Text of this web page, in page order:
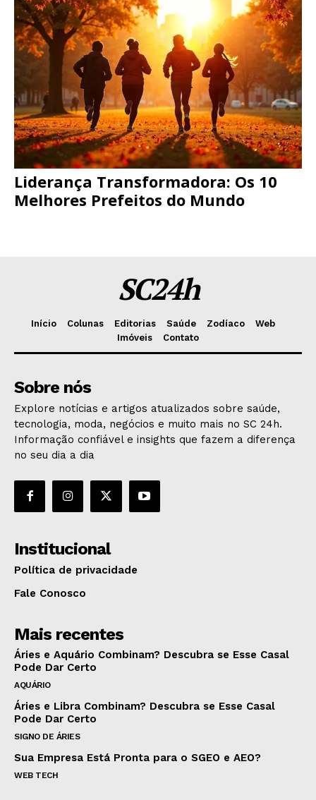
Liderança Transformadora: Os 10
Melhores Prefeitos do Mundo
SC24h
Início Colunas Editorias Saúde Zodíaco
Web
Imóveis
Contato
Sobre nós
Explore notícias e artigos atualizados sobre saúde,
tecnologia, moda, negócios e muito mais no SC 24h.
Informação confiável e insights que fazem a diferença
no seu dia a dia
Institucional
Política de privacidade
Fale Conosco
Mais recentes
Áries e Aquário Combinam? Descubra se Esse Casal
Pode Dar Certo
AQUÁRIO
Áries e Libra Combinam? Descubra se Esse Casal
Pode Dar Certo
SIGNO DE ÁRIES
Sua Empresa Está Pronta para o SGEO e AEO?
WEB TECH